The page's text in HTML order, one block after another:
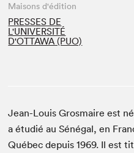
Maisons d'édition
PRESSES DE
L'UNIVERSITÉ
D'OTTAWA (PUO)
Jean-Louis Grosmaire est
a étudié au Sénégal, en
Québec depuis 1969. Il est